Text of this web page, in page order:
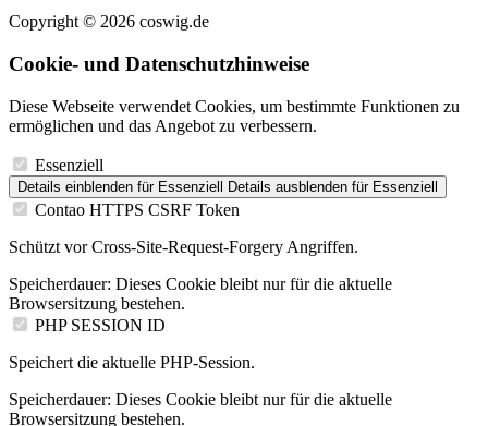
Copyright © 2026 coswig.de
Cookie- und Datenschutzhinweise
Diese Webseite verwendet Cookies, um bestimmte Funktionen zu
ermöglichen und das Angebot zu verbessern.
Essenziell
Details einblenden für Essenziell Details ausblenden für Essenziell
Contao HTTPS CSRF Token
Schützt vor Cross-Site-Request-Forgery Angriffen.
Speicherdauer: Dieses Cookie bleibt nur für die aktuelle
Browsersitzung bestehen.
PHP SESSION ID
Speichert die aktuelle PHP-Session.
Speicherdauer: Dieses Cookie bleibt nur für die aktuelle
Browsersitzung bestehen.